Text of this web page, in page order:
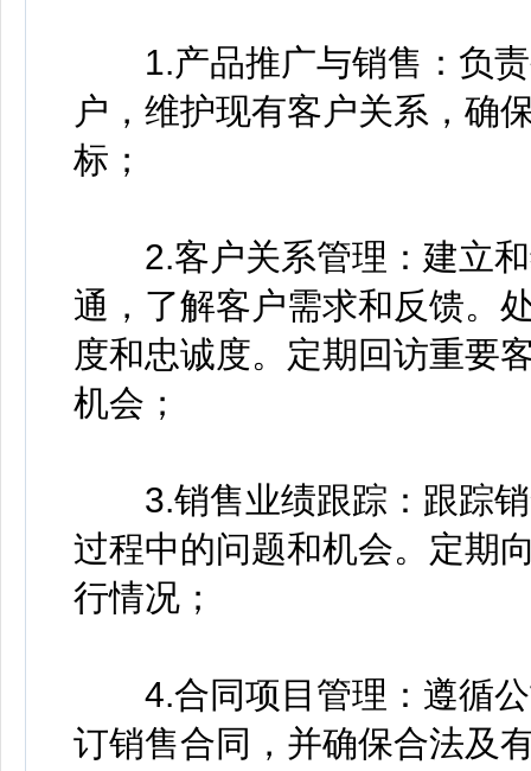
1.产品推广与销售：负责
户，维护现有客户关系，确
标；
2.客户关系管理：建立和
通，了解客户需求和反馈。
度和忠诚度。定期回访重要
机会；
3.销售业绩跟踪：跟踪销
过程中的问题和机会。定期
行情况；
4.合同项目管理：遵循公
订销售合同，并确保合法及